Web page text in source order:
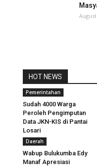
HOT NEWS
Pemerintahan
Sudah 4000 Warga
Peroleh Pengimputan
Data JKN-KIS di Pantai
Losari
Daerah
Wabup Bulukumba Edy
Manaf Apresiasi